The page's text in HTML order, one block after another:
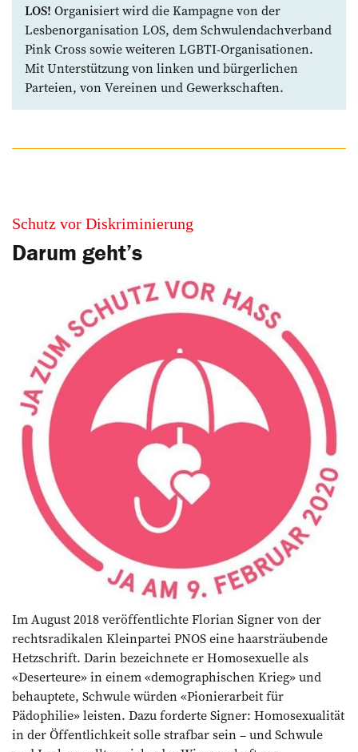
LOS! Organisiert wird die Kampagne von der
Lesbenorganisation LOS, dem Schwulendachverband
Pink Cross sowie weiteren LGBTI-Organisationen.
Mit Unterstützung von ­linken und bürgerlichen
Parteien, von Vereinen und Gewerkschaften.
Schutz vor Diskriminierung
Darum geht’s
Im August 2018 veröffentlichte ­Florian Signer von der
rechtsradikalen Kleinpartei PNOS eine haarsträubende
Hetzschrift. Darin bezeichnete er Homosexuelle als
­«Deserteure» in einem «demographischen Krieg» und
behauptete, Schwule würden «Pionierarbeit für
Pädophilie» leisten. Dazu forderte Signer: Homosexualität
in der Öffentlichkeit solle strafbar sein – und Schwule